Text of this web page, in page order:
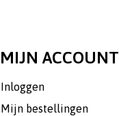
MIJN ACCOUNT
Inloggen
Mijn bestellingen